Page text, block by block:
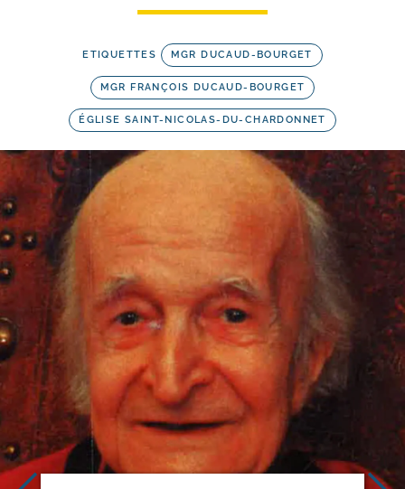
ETIQUETTES MGR DUCAUD-BOURGET
MGR FRANÇOIS DUCAUD-BOURGET
ÉGLISE SAINT-NICOLAS-DU-CHARDONNET